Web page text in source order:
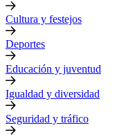
Cultura y festejos
Deportes
Educación y juventud
Igualdad y diversidad
Seguridad y tráfico